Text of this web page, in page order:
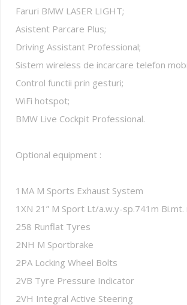
Faruri BMW LASER LIGHT;
Asistent Parcare Plus;
Driving Assistant Professional;
Sistem wireless de incarcare telefon
Control functii prin gesturi;
WiFi hotspot;
BMW Live Cockpit Professional.
Optional equipment :
1MA M Sports Exhaust System
1XN 21” M Sport Lt/a.w.y-sp.741m
258 Runflat Tyres
2NH M Sportbrake
2PA Locking Wheel Bolts
2VB Tyre Pressure Indicator
2VH Integral Active Steering